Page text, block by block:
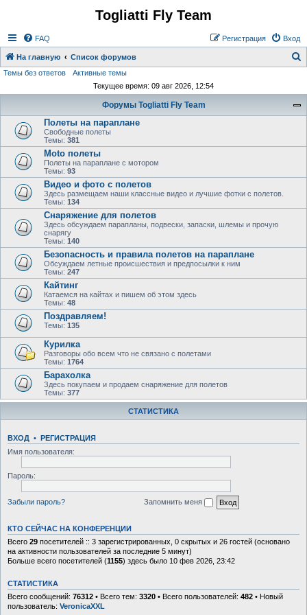
Togliatti Fly Team
FAQ Вход
Регистрация
На главную Список форумов
Темы без ответов
Активные темы
Текущее время: 09 авг 2026, 12:54
Форумы Togliatti Fly Team
Полеты на параплане
Свободные полеты
Темы: 381
Moto полеты
Полеты на параплане с мотором
Темы: 93
Видео и фото с полетов
Здесь размещаем наши классные видео и лучшие фотки с полетов.
Темы: 134
Снаряжение для полетов
Здесь обсуждаем парапланы, подвески, запаски, шлемы и прочую
снарягу
Темы: 140
Безопасность и правила полетов на параплане
Обсуждаем летные происшествия и предпосылки к ним
Темы: 247
Кайтинг
Катаемся на кайтах и пишем об этом здесь
Темы: 48
Поздравляем!
Темы: 135
Курилка
Разговоры обо всем что не связано с полетами
Темы: 1764
Барахолка
Здесь покупаем и продаем снаряжение для полетов
Темы: 377
СТАТИСТИКА
ВХОД • РЕГИСТРАЦИЯ
Имя пользователя:
Пароль:
Забыли пароль? Запомнить меня
КТО СЕЙЧАС НА КОНФЕРЕНЦИИ
Всего 29 посетителей :: 3 зарегистрированных, 0 скрытых и 26 гостей (основано
на активности пользователей за последние 5 минут)
Больше всего посетителей (1155) здесь было 10 фев 2026, 23:42
СТАТИСТИКА
Всего сообщений: 76312 • Всего тем: 3320 • Всего пользователей: 482 • Новый
пользователь: VeronicaXXL